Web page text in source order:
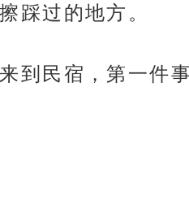
踩过的地方。
到民宿，第一件